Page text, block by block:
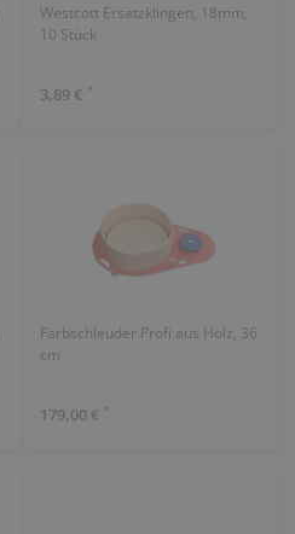
Westcott Ersatzklingen, 18mm,
10 Stück
3,89 € *
Farbschleuder Profi aus Holz, 36
cm
179,00 € *